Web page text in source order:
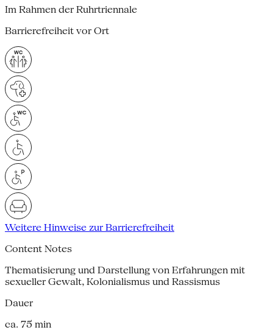
Im Rahmen der Ruhrtriennale
Barrierefreiheit vor Ort
Weitere Hinweise zur Barrierefreiheit
Content Notes
Thematisierung und Darstellung von Erfahrungen mit
sexueller Gewalt, Kolonialismus und Rassismus
Dauer
ca. 75 min